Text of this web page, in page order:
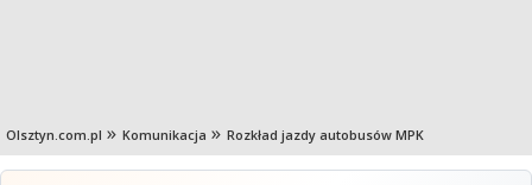
Olsztyn.com.pl Komunikacja Rozkład jazdy autobusów MPK